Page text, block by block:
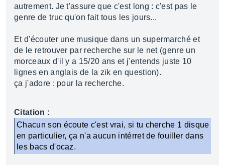
autrement. Je t'assure que c'est long : c'est pas le
genre de truc qu'on fait tous les jours...
Et d'écouter une musique dans un supermarché et
de le retrouver par recherche sur le net (genre un
morceaux d'il y a 15/20 ans et j'entends juste 10
lignes en anglais de la zik en question).
ça j'adore : pour la recherche.
Citation :
Chacun son écoute c'est vrai, si tu cherche 1 disque
en particulier, ça n'a aucun intérret de fouiller dans
les bacs d'ocaz.